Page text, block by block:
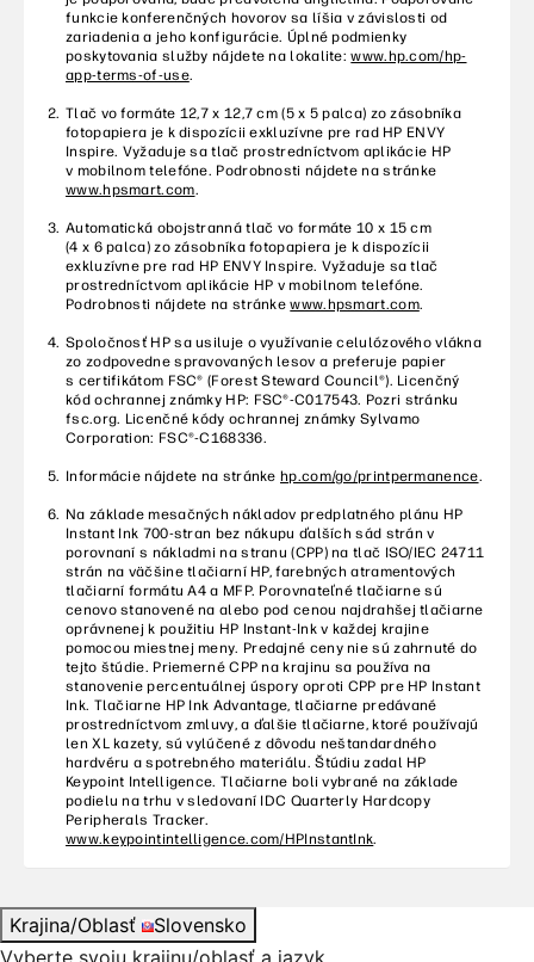
funkcie konferenčných hovorov sa líšia v závislosti od
zariadenia a jeho konfigurácie. Úplné podmienky
poskytovania služby nájdete na lokalite:www.hp.com/hp-
app-terms-of-use.
fotopapiera je k dispozícii exkluzívne pre rad HP ENVY
Inspire. Vyžaduje sa tlač prostredníctvom aplikácie HP
v mobilnom telefóne. Podrobnosti nájdete na stránke
www.hpsmart.com .
(4 x 6 palca) zo zásobníka fotopapiera je k dispozícii
exkluzívne pre rad HP ENVY Inspire. Vyžaduje sa tlač
prostredníctvom aplikácie HP v mobilnom telefóne.
Podrobnosti nájdete na stránkewww.hpsmart.com.
zo zodpovedne spravovaných lesov a preferuje papier
s certifikátom FSC® (Forest Steward Council®). Licenčný
kód ochrannej známky HP: FSC®-C017543. Pozri stránku
fsc.org. Licenčné kódy ochrannej známky Sylvamo
Corporation: FSC®-C168336.
Instant Ink 700-stran bez nákupu ďalších sád strán v
porovnaní s nákladmi na stranu (CPP) na tlač ISO/IEC 24711
strán na väčšine tlačiarní HP, farebných atramentových
tlačiarní formátu A4 a MFP. Porovnateľné tlačiarne sú
cenovo stanovené na alebo pod cenou najdrahšej tlačiarne
oprávnenej k použitiu HP Instant-Ink v každej krajine
pomocou miestnej meny. Predajné ceny nie sú zahrnuté do
tejto štúdie. Priemerné CPP na krajinu sa používa na
stanovenie percentuálnej úspory oproti CPP pre HP Instant
Ink. Tlačiarne HP Ink Advantage, tlačiarne predávané
prostredníctvom zmluvy, a ďalšie tlačiarne, ktoré používajú
len XL kazety, sú vylúčené z dôvodu neštandardného
hardvéru a spotrebného materiálu. Štúdiu zadal HP
Keypoint Intelligence. Tlačiarne boli vybrané na základe
podielu na trhu v sledovaní IDC Quarterly Hardcopy
Peripherals Tracker.
www.keypointintelligence.com/HPInstantInk
Krajina/Oblasť
Slovensko
Vyberte svoju krajinu/oblasť a jazyk